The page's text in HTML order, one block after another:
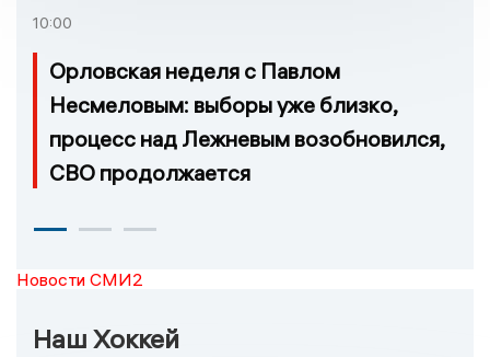
10:00
Орловская неделя с Павлом
Несмеловым: выборы уже близко,
процесс над Лежневым возобновился,
СВО продолжается
Новости СМИ2
Наш Хоккей